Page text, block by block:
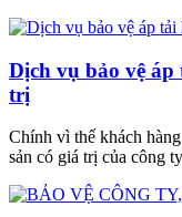
Dịch vụ bảo vệ áp
trị
Chính vì thế khách
sản có giá trị của công